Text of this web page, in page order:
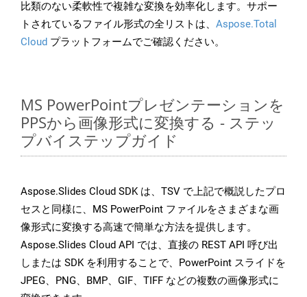
比類のない柔軟性で複雑な変換を効率化します。サポー
トされているファイル形式の全リストは、 Aspose.Total
Cloud プラットフォームでご確認ください。
MS PowerPointプレゼンテーションを
PPSから画像形式に変換する - ステッ
プバイステップガイド
Aspose.Slides Cloud SDK は、TSV で上記で概説したプロ
セスと同様に、MS PowerPoint ファイルをさまざまな画
像形式に変換する高速で簡単な方法を提供します。
Aspose.Slides Cloud API では、直接の REST API 呼び出
しまたは SDK を利用することで、PowerPoint スライドを
JPEG、PNG、BMP、GIF、TIFF などの複数の画像形式に